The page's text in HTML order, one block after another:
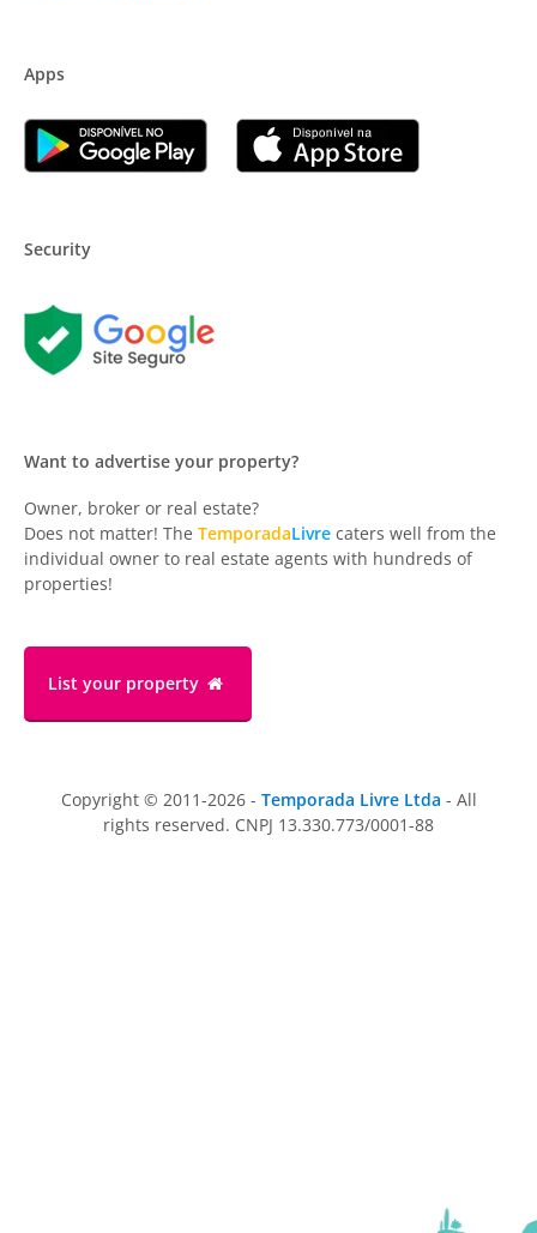
Apps
Security
Want to advertise your property?
Owner, broker or real estate?
Does not matter! The TemporadaLivre caters well from the
individual owner to real estate agents with hundreds of
properties!
List your property
Copyright © 2011-2026 - Temporada Livre Ltda - All
rights reserved. CNPJ 13.330.773/0001-88